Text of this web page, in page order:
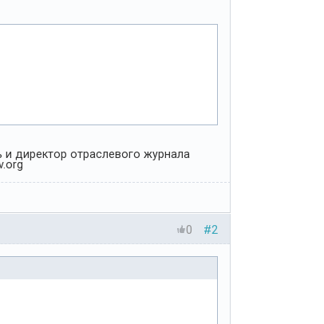
директор отраслевого журнала
#2
0